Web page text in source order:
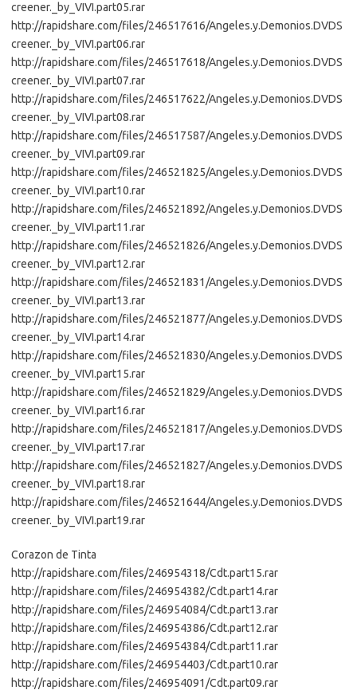
creener._by_VIVI.part05.rar
http://rapidshare.com/files/246517616/Angeles.y.Demonios.DVDS
creener._by_VIVI.part06.rar
http://rapidshare.com/files/246517618/Angeles.y.Demonios.DVDS
creener._by_VIVI.part07.rar
http://rapidshare.com/files/246517622/Angeles.y.Demonios.DVDS
creener._by_VIVI.part08.rar
http://rapidshare.com/files/246517587/Angeles.y.Demonios.DVDS
creener._by_VIVI.part09.rar
http://rapidshare.com/files/246521825/Angeles.y.Demonios.DVDS
creener._by_VIVI.part10.rar
http://rapidshare.com/files/246521892/Angeles.y.Demonios.DVDS
creener._by_VIVI.part11.rar
http://rapidshare.com/files/246521826/Angeles.y.Demonios.DVDS
creener._by_VIVI.part12.rar
http://rapidshare.com/files/246521831/Angeles.y.Demonios.DVDS
creener._by_VIVI.part13.rar
http://rapidshare.com/files/246521877/Angeles.y.Demonios.DVDS
creener._by_VIVI.part14.rar
http://rapidshare.com/files/246521830/Angeles.y.Demonios.DVDS
creener._by_VIVI.part15.rar
http://rapidshare.com/files/246521829/Angeles.y.Demonios.DVDS
creener._by_VIVI.part16.rar
http://rapidshare.com/files/246521817/Angeles.y.Demonios.DVDS
creener._by_VIVI.part17.rar
http://rapidshare.com/files/246521827/Angeles.y.Demonios.DVDS
creener._by_VIVI.part18.rar
http://rapidshare.com/files/246521644/Angeles.y.Demonios.DVDS
creener._by_VIVI.part19.rar
Corazon de Tinta
http://rapidshare.com/files/246954318/Cdt.part15.rar
http://rapidshare.com/files/246954382/Cdt.part14.rar
http://rapidshare.com/files/246954084/Cdt.part13.rar
http://rapidshare.com/files/246954386/Cdt.part12.rar
http://rapidshare.com/files/246954384/Cdt.part11.rar
http://rapidshare.com/files/246954403/Cdt.part10.rar
http://rapidshare.com/files/246954091/Cdt.part09.rar